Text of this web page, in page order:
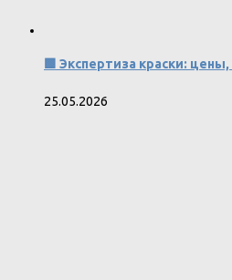
🟩 Экспертиза краски:
25.05.2026